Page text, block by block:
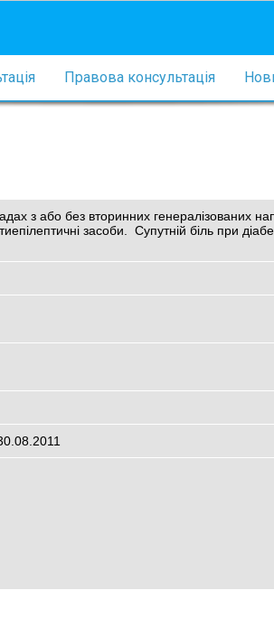
Правова консультація
з або без вторинних генералізованих
засоби.  Супутній біль при